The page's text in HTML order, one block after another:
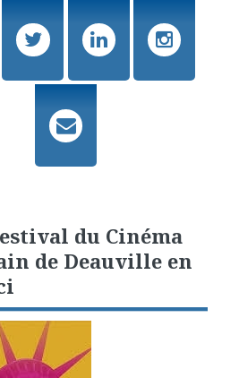
du Cinéma
de Deauville en